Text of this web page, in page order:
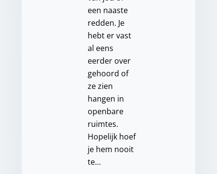
een naaste
redden. Je
hebt er vast
al eens
eerder over
gehoord of
ze zien
hangen in
openbare
ruimtes.
Hopelijk hoef
je hem nooit
te…